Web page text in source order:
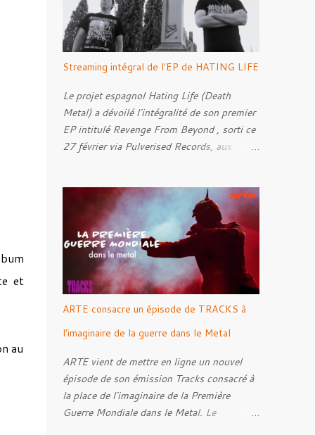
et
au
Streaming intégral de l'EP de HATING LIFE
Le projet espagnol Hating Life (Death
Metal) a dévoilé l'intégralité de son premier
EP intitulé Revenge From Beyond , sorti ce
27 février via Pulverised Records, aux
et mixé par Santi et l'artwork a été réalisé
par Luxi Lahtinen. Tracklist: 01. Into The
Grave 02. The Eternal Embrace 03. A
Somber Night 04. Rebellion Against The
Vile 05. Revenge From Beyond 06. The
Sense Of Fear
ARTE consacre un épisode de TRACKS à
l'imaginaire de la guerre dans le Metal
ARTE vient de mettre en ligne un nouvel
épisode de son émission Tracks consacré à
la place de l'imaginaire de la Première
Guerre Mondiale dans le Metal. Le